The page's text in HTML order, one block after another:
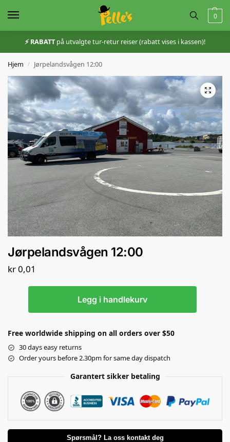
0
⚡️ RABATTpå utvalgte tur-retur reiser (rabatt vises i kassen)!
Hjem / Jørpelandsvågen 12:00
Jørpelandsvågen 12:00
kr0,01
Legg i handlekurv
Free worldwide shipping on all orders over $50
30 days easy returns
Order yours before 2.30pm for same day dispatch
Garantert sikker betaling
Spørsmål? La oss kontakt deg